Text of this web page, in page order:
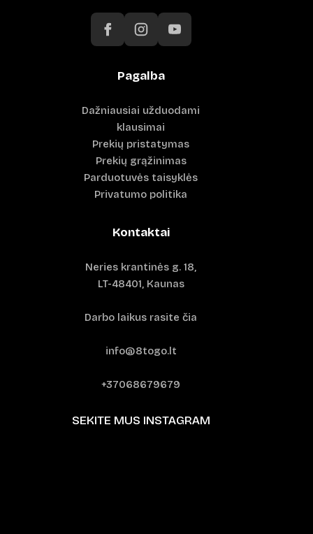
Pagalba
Dažniausiai užduodami
klausimai
Prekių pristatymas
Prekių grąžinimas
Parduotuvės taisyklės
Privatumo politika
Kontaktai
Neries krantinės g. 18,
LT-48401, Kaunas
Darbo laikus rasite čia
info@8togo.lt
+37068679679
SEKITE MUS INSTAGRAM